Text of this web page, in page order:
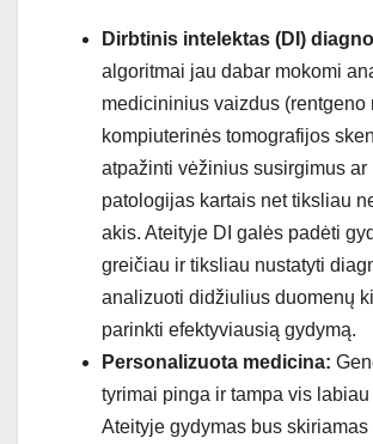
Dirbtinis intelektas (DI)
algoritmai jau dabar mokomi
medicininius vaizdus (rentgeno
kompiuterinės tomografijos
atpažinti vėžinius susirgimus ar
patologijas kartais net tiksliau
akis. Ateityje DI galės padėti
greičiau ir tiksliau nustatyti
analizuoti didžiulius duomenų
parinkti efektyviausią gydymą.
Personalizuota medicina:
tyrimai pinga ir tampa vis
Ateityje gydymas bus skiriamas